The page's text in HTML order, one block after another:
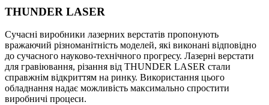
THUNDER LASER
Сучасні виробники лазерних верстатів пропонують
вражаючий різноманітність моделей, які виконані відповідно
до сучасного науково-технічного прогресу. Лазерні верстати
для гравіювання, різання від THUNDER LASER стали
справжнім відкриттям на ринку. Використання цього
обладнання надає можливість максимально спростити
виробничі процеси.